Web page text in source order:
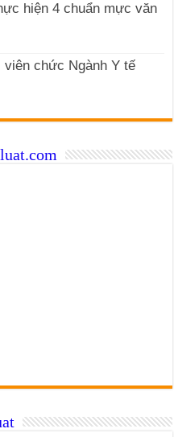
hiện 4 chuẩn mực văn
viên chức Ngành Y tế